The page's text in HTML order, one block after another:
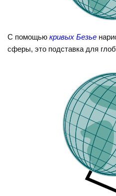
С помощьюкривых Безье
сферы, это подставка для